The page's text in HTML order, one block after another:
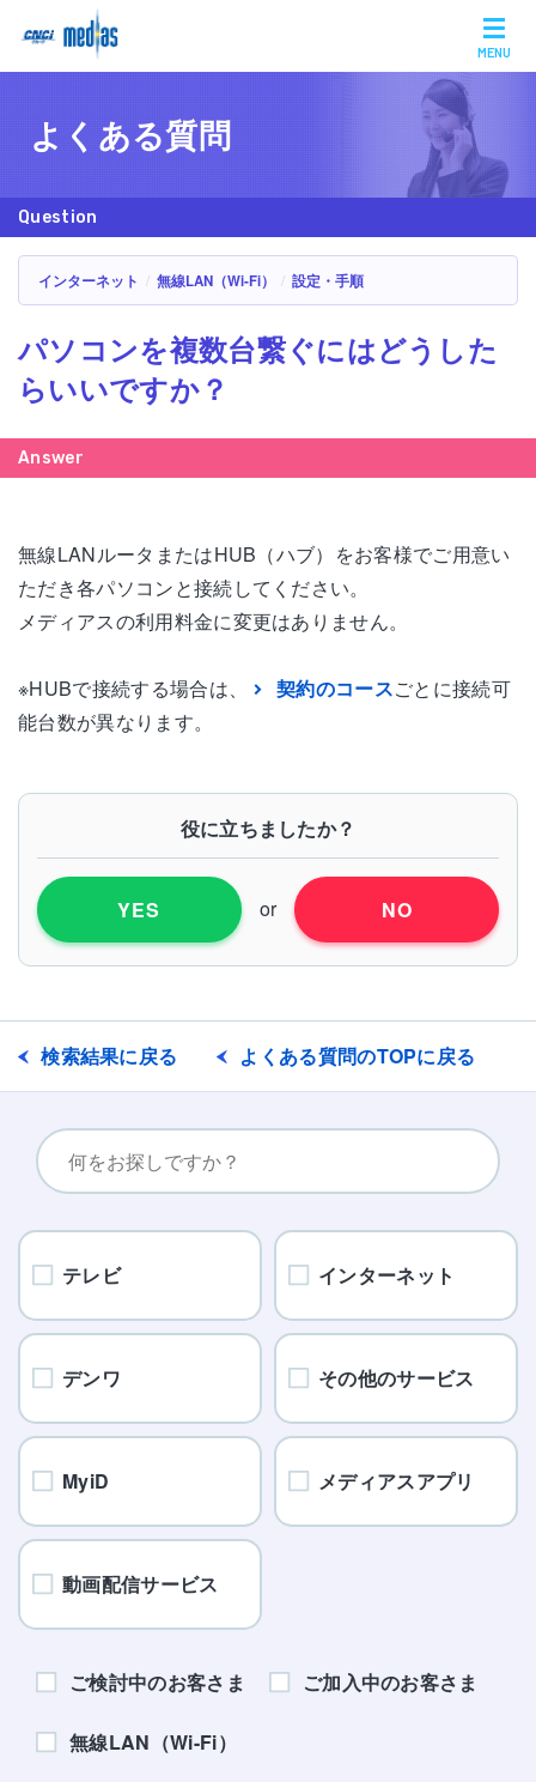
MENU
よくある質問
インターネット 無線LAN（Wi-Fi） 設定・手順
パソコンを複数台繋ぐにはどうした
らいいですか？
無線LANルータまたはHUB（ハブ）をお客様でご用意い
ただき各パソコンと接続してください。
メディアスの利用料金に変更はありません。
※HUBで接続する場合は、 契約のコースごとに接続可
能台数が異なります。
役に立ちましたか？
YES or NO
検索結果に戻る よくある質問のTOPに戻る
テレビ インターネット
デンワ その他のサービス
MyiD メディアスアプリ
動画配信サービス
ご検討中のお客さま ご加入中のお客さま
無線LAN（Wi-Fi）